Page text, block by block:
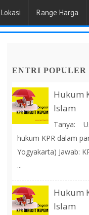
Lokasi Range Harga
ENTRI POPULER
Hukum
Islam
Tanya:
hukum KPR dalam
Yogyakarta) Jawab:
...
Hukum
Islam